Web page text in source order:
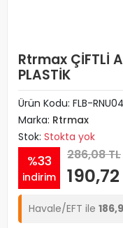
Rtrmax ÇİFTLİ
PLASTİK
Ürün Kodu: FLB-
Marka: Rtrmax
Stok: Stokta yok
%33
indirim
286,08 TL
Havale/EFT ile